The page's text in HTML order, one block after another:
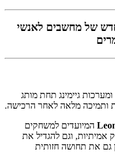
של מחשבים לאנשי
גיימינג תחת מותג
ותמיכה מלאה לאחר הרכישה.
המיועדים למשחקים
אמיתיות, וגם להגדיל את
גם את תחושה חזותית